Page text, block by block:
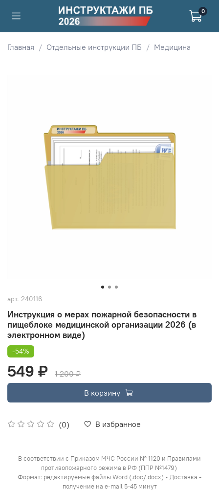
0
Главная Отдельные инструкции ПБ Медицина
арт. 240116
Инструкция о мерах пожарной безопасности в
пищеблоке медицинской организации 2026 (в
электронном виде)
(0) В избранное
-54%
549 ₽
1 200 ₽
В корзину
В соответствии с Приказом МЧС России № 1120 и Правилами
противопожарного режима в РФ (ППР №1479)
Формат: редактируемые файлы Word (.doc/.docx) • Доставка -
получение на e-mail 5-45 минут